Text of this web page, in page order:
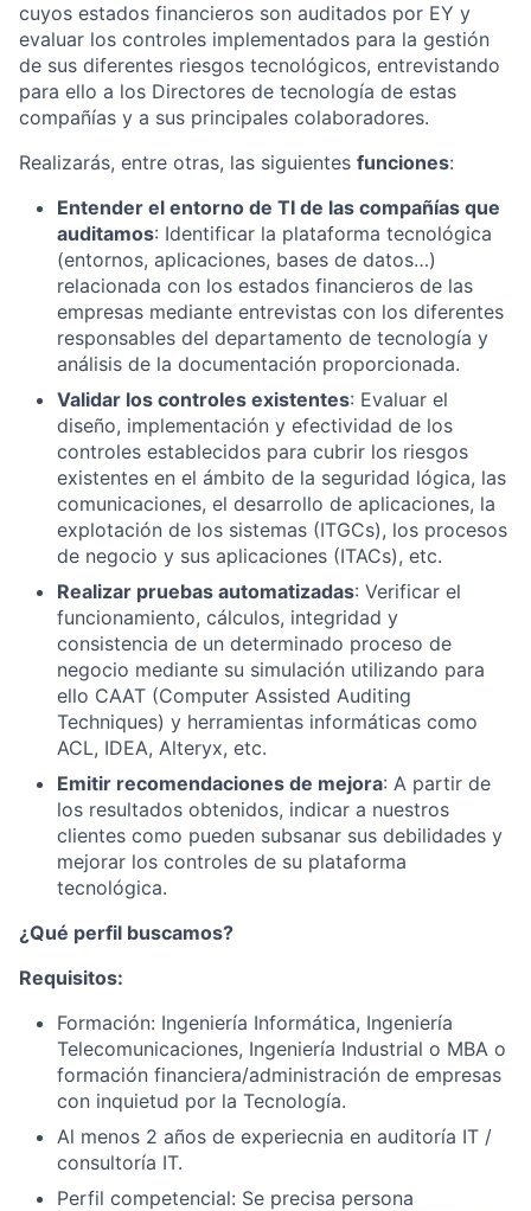
cuyos estados financieros son auditados por EY y
evaluar los controles implementados para la gestión
de sus diferentes riesgos tecnológicos, entrevistando
para ello a los Directores de tecnología de estas
compañías y a sus principales colaboradores.
Realizarás, entre otras, las siguientes funciones:
Entender el entorno de TI de las compañías que
auditamos: Identificar la plataforma tecnológica
(entornos, aplicaciones, bases de datos…)
relacionada con los estados financieros de las
empresas mediante entrevistas con los diferentes
responsables del departamento de tecnología y
análisis de la documentación proporcionada.
Validar los controles existentes: Evaluar el
diseño, implementación y efectividad de los
controles establecidos para cubrir los riesgos
existentes en el ámbito de la seguridad lógica, las
comunicaciones, el desarrollo de aplicaciones, la
explotación de los sistemas (ITGCs), los procesos
de negocio y sus aplicaciones (ITACs), etc.
Realizar pruebas automatizadas: Verificar el
funcionamiento, cálculos, integridad y
consistencia de un determinado proceso de
negocio mediante su simulación utilizando para
ello CAAT (Computer Assisted Auditing
Techniques) y herramientas informáticas como
ACL, IDEA, Alteryx, etc.
Emitir recomendaciones de mejora: A partir de
los resultados obtenidos, indicar a nuestros
clientes como pueden subsanar sus debilidades y
mejorar los controles de su plataforma
tecnológica.
¿Qué perfil buscamos?
Requisitos:
Formación: Ingeniería Informática, Ingeniería
Telecomunicaciones, Ingeniería Industrial o MBA o
formación financiera/administración de empresas
con inquietud por la Tecnología.
Al menos 2 años de experiecnia en auditoría IT /
consultoría IT.
Perfil competencial: Se precisa persona